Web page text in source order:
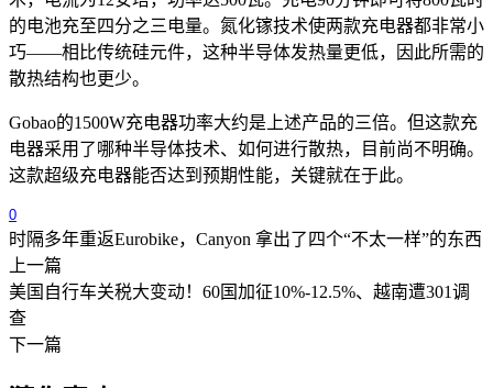
的电池充至四分之三电量。氮化镓技术使两款充电器都非常小
巧——相比传统硅元件，这种半导体发热量更低，因此所需的
散热结构也更少。
Gobao的1500W充电器功率大约是上述产品的三倍。但这款充
电器采用了哪种半导体技术、如何进行散热，目前尚不明确。
这款超级充电器能否达到预期性能，关键就在于此。
0
时隔多年重返Eurobike，Canyon 拿出了四个“不太一样”的东西
上一篇
美国自行车关税大变动！60国加征10%-12.5%、越南遭301调
查
下一篇